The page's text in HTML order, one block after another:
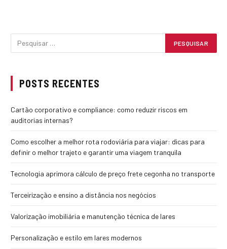
POSTS RECENTES
Cartão corporativo e compliance: como reduzir riscos em
auditorias internas?
Como escolher a melhor rota rodoviária para viajar: dicas para
definir o melhor trajeto e garantir uma viagem tranquila
Tecnologia aprimora cálculo de preço frete cegonha no transporte
Terceirização e ensino a distância nos negócios
Valorização imobiliária e manutenção técnica de lares
Personalização e estilo em lares modernos